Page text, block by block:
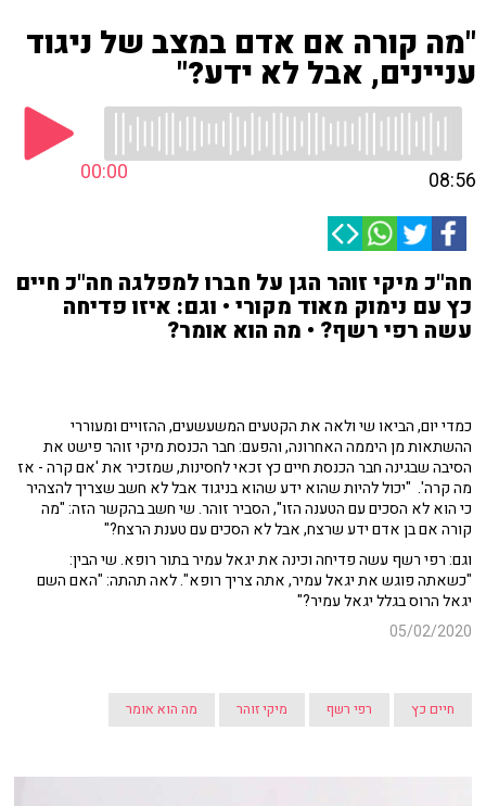
"מה קורה אם אדם במצב של ניגוד
עניינים, אבל לא ידע?"
00:00 08:56
חה"כ מיקי זוהר הגן על חברו למפלגה חה"כ חיים
כץ עם נימוק מאוד מקורי • וגם: איזו פדיחה
עשה רפי רשף? • מה הוא אומר?
כמדי יום, הביאו שי ולאה את הקטעים המשעשעים, ההזויים ומעוררי
ההשתאות מן היממה האחרונה, והפעם: חבר הכנסת מיקי זוהר פישט את
הסיבה שבגינה חבר הכנסת חיים כץ זכאי לחסינות, שמזכיר את 'אם קרה - אז
מה קרה'. "יכול להיות שהוא ידע שהוא בניגוד אבל לא חשב שצריך להצהיר
כי הוא לא הסכים עם הטענה הזו", הסביר זוהר. שי חשב בהקשר הזה: "מה
קורה אם בן אדם ידע שרצח, אבל לא הסכים עם טענת הרצח?"
וגם: רפי רשף עשה פדיחה וכינה את יגאל עמיר בתור רופא. שי הבין:
"כשאתה פוגש את יגאל עמיר, אתה צריך רופא". לאה תהתה: "האם השם
יגאל הרוס בגלל יגאל עמיר?"
05/02/2020
חיים כץ רפי רשף מיקי זוהר מה הוא אומר